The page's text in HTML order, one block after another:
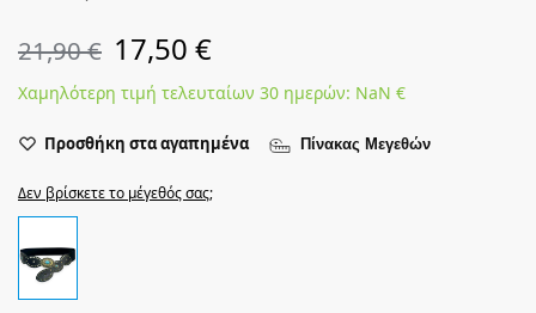
21,90€ 17,50 €
Χαμηλότερη τιμή τελευταίων 30 ημερών: NaN €
Προσθήκη στα αγαπημένα Πίνακας Μεγεθών
Δεν βρίσκετε το μέγεθός σας;